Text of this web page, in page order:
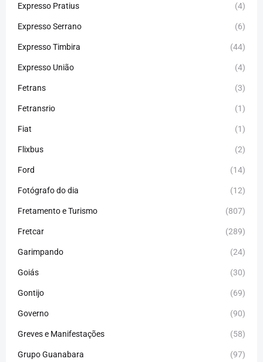
Expresso Pratius (4)
Expresso Serrano (6)
Expresso Timbira (44)
Expresso União (4)
Fetrans (3)
Fetransrio (1)
Fiat (1)
Flixbus (2)
Ford (14)
Fotógrafo do dia (12)
Fretamento e Turismo (807)
Fretcar (289)
Garimpando (24)
Goiás (30)
Gontijo (69)
Governo (90)
Greves e Manifestações (58)
Grupo Guanabara (97)